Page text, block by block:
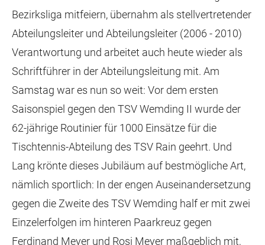
Bezirksliga mitfeiern, übernahm als stellvertretender
Abteilungsleiter und Abteilungsleiter (2006 - 2010)
Verantwortung und arbeitet auch heute wieder als
Schriftführer in der Abteilungsleitung mit. Am
Samstag war es nun so weit: Vor dem ersten
Saisonspiel gegen den TSV Wemding II wurde der
62-jährige Routinier für 1000 Einsätze für die
Tischtennis-Abteilung des TSV Rain geehrt. Und
Lang krönte dieses Jubiläum auf bestmögliche Art,
nämlich sportlich: In der engen Auseinandersetzung
gegen die Zweite des TSV Wemding half er mit zwei
Einzelerfolgen im hinteren Paarkreuz gegen
Ferdinand Meyer und Rosi Meyer maßgeblich mit,